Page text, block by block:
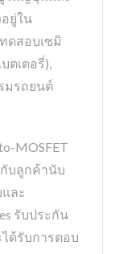
อยู่ใน
ดสอบเซมิ
ตเตอรี่),
มรถยนต์
MOSFET
บลูกค้านับ
ละ
รับประกัน
ด้รับการตอบ